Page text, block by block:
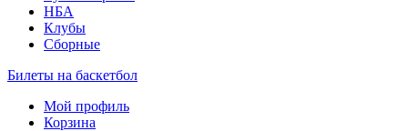
НБА
Клубы
Сборные
Билеты на баскетбол
Мой профиль
Корзина